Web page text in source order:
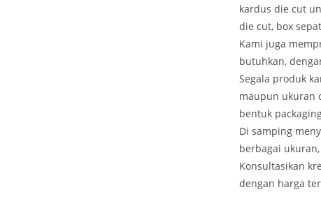
kardus die cut
die cut, box
Kami juga
butuhkan,
Segala produk
maupun ukuran
bentuk
Di samping
berbagai
Konsultasikan
dengan harga